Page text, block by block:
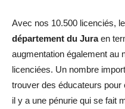
Avec nos 10.500 licenciés,
département du Juraen
augmentation également au
licenciées. Un nombre
trouver des éducateurs pour
il y a une pénurie qui se fait